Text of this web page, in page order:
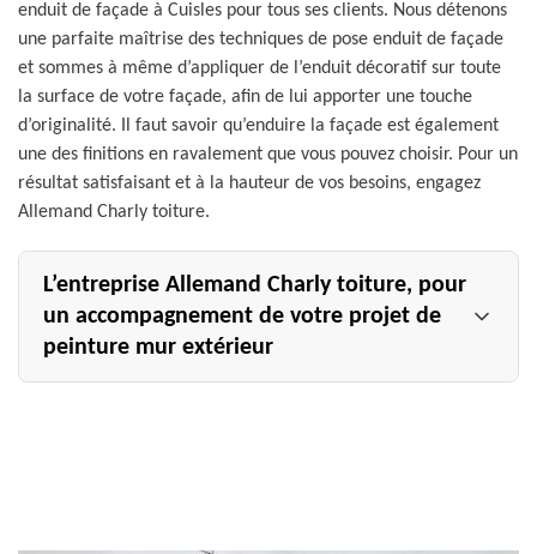
enduit de façade à Cuisles pour tous ses clients. Nous détenons
une parfaite maîtrise des techniques de pose enduit de façade
et sommes à même d’appliquer de l’enduit décoratif sur toute
la surface de votre façade, afin de lui apporter une touche
d’originalité. Il faut savoir qu’enduire la façade est également
une des finitions en ravalement que vous pouvez choisir. Pour un
résultat satisfaisant et à la hauteur de vos besoins, engagez
Allemand Charly toiture.
L’entreprise Allemand Charly toiture, pour
un accompagnement de votre projet de
peinture mur extérieur